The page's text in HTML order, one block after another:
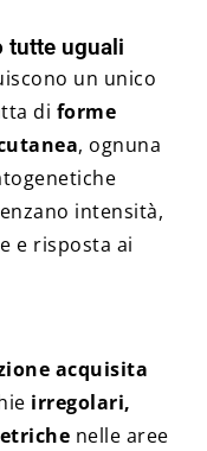
tutte uguali
un unico
di forme
, ognuna
intensità,
e risposta ai
acquisita
irregolari,
nelle aree